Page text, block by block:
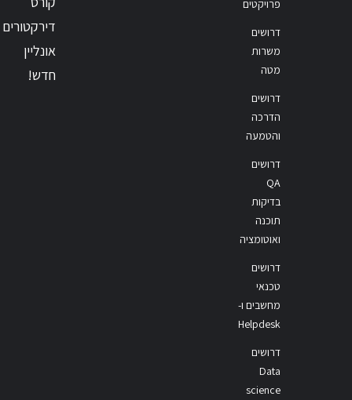
פרויקטים
דרושים
משרות
מטה
דרושים
הדרכה
והטמעה
דרושים
QA
בדיקות
תוכנה
ואוטומציה
דרושים
טכנאי
מחשבים ו-
Helpdesk
דרושים
Data
science
דירקטורים
אונליין
חדש!